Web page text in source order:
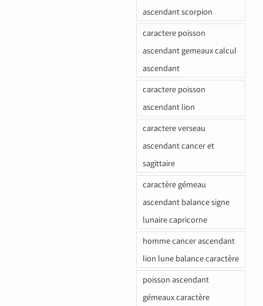
ascendant scorpion
caractere poisson
ascendant gemeaux calcul
ascendant
caractere poisson
ascendant lion
caractere verseau
ascendant cancer et
sagittaire
caractère gémeau
ascendant balance signe
lunaire capricorne
homme cancer ascendant
lion lune balance caractère
poisson ascendant
gémeaux caractère